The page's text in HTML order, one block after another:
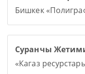
Бишкек
Суранчы
«Кагаз